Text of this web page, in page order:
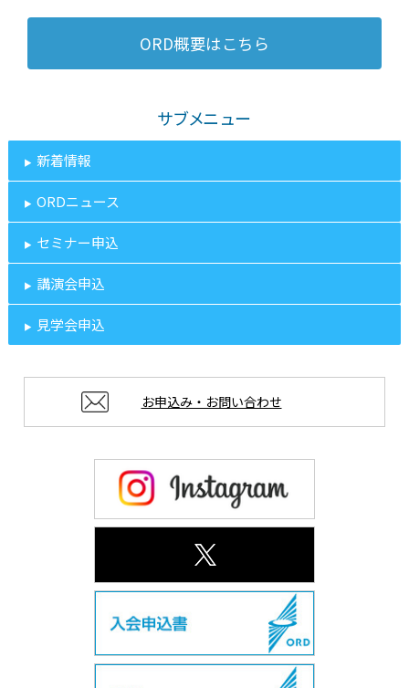
ORD概要はこちら
サブメニュー
新着情報
ORDニュース
セミナー申込
講演会申込
見学会申込
お申込み・お問い合わせ